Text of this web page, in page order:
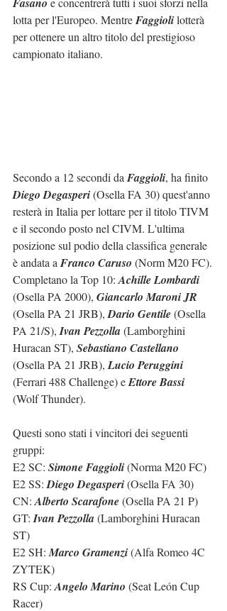
lotta per l'Europeo. Mentre Faggioli lotterà
per ottenere un altro titolo del prestigioso
campionato italiano.
Secondo a 12 secondi da Faggioli, ha finito
Diego Degasperi (Osella FA 30) quest'anno
resterà in Italia per lottare per il titolo TIVM
e il secondo posto nel CIVM. L'ultima
posizione sul podio della classifica generale
è andata a Franco Caruso (Norm M20 FC).
Completano la Top 10: Achille Lombardi
(Osella PA 2000), Giancarlo Maroni JR
(Osella PA 21 JRB), Dario Gentile (Osella
PA 21/S), Ivan Pezzolla (Lamborghini
Huracan ST), Sebastiano Castellano
(Osella PA 21 JRB), Lucio Peruggini
(Ferrari 488 Challenge) e Ettore Bassi
(Wolf Thunder).
Questi sono stati i vincitori dei seguenti
gruppi:
E2 SC: Simone Faggioli (Norma M20 FC)
E2 SS: Diego Degasperi (Osella FA 30)
CN: Alberto Scarafone (Osella PA 21 P)
GT: Ivan Pezzolla (Lamborghini Huracan
ST)
E2 SH: Marco Gramenzi (Alfa Romeo 4C
ZYTEK)
RS Cup: Angelo Marino (Seat León Cup
Racer)